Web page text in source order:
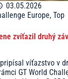
03.05.2026
Europe, Top
zvíťazil druhý
víťazstvo v
GT World